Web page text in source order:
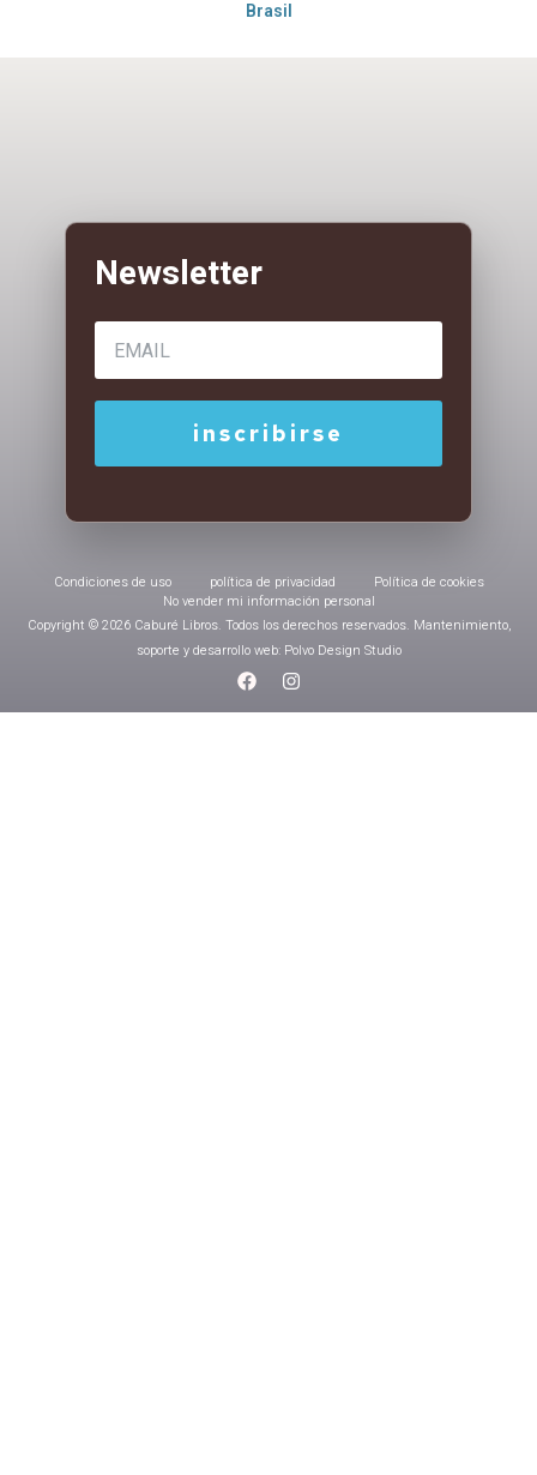
Brasil
Condiciones de uso política de privacidad
Política de cookies
No vender mi información personal
Copyright © 2026 Caburé Libros. Todos los derechos reservados. Mantenimiento,
soporte y desarrollo web: Polvo Design Studio